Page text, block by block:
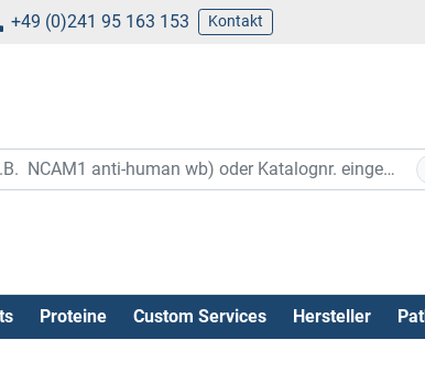
+49 (0)241 95 163 153 Kontakt
Proteine Custom Services Hersteller